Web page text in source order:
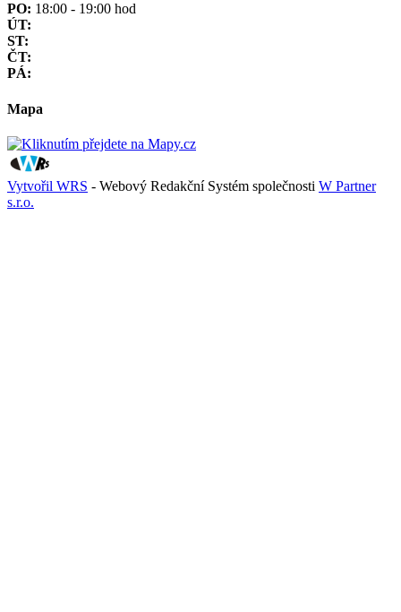
PO: 18:00 - 19:00 hod
ÚT:
ST:
ČT:
PÁ:
Mapa
Vytvořil WRS - Webový Redakční Systém společnosti W Partner
s.r.o.